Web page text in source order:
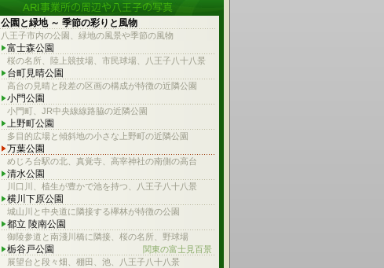
公園と緑地 ～ 季節の彩りと風物
八王子市内の公園、緑地の風景や季節の風物
富士森公園
桜の名所、陸上競技場、市民球場、八王子八十八景
台町見晴公園
高台の見晴と段差の区画の構成が特徴の近隣公園
小門公園
小門町、JR中央線線路脇の近隣公園
上野町公園
多目的広場と傾斜地の小さな上野町の近隣公園
万葉公園
めじろ台駅の北、真覚寺、高宰神社の南側の高台
清水公園
川口川、植生が豊かで池を持つ、八王子八十八景
横川下原公園
城山川と中央道に隣接する欅林が特徴の公園
都立 陵南公園
御陵参道と南淺川橋に隣接、桜の名所、野球場
栃谷戸公園
関東の富士見百景
展望台と段々畑、棚田、池、八王子八十八景